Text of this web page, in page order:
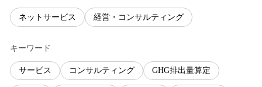
ネットサービス 経営・コンサルティング
キーワード
サービス コンサルティング GHG排出量算定